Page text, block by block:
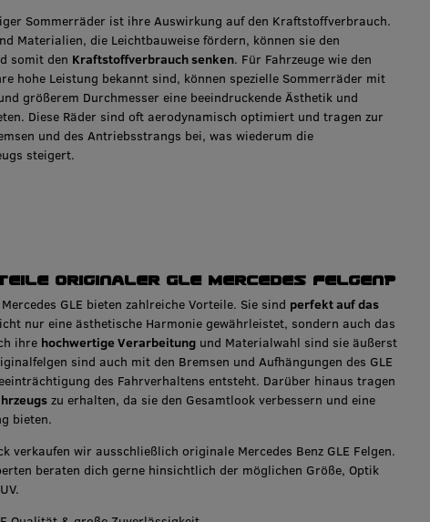
Sommerräder ist ihre Auswirkung auf den Kraftstoffverbrauch.
Materialien, die Leichtbauweise fördern, können sie den
somit den Kraftstoffverbrauch senken. Für Fahrzeuge wie den
hohe Leistung bekannt sind, können spezielle Sommerräder mit
größerem Durchmesser eine beeindruckende Ästhetik und
Diese Räder sind oft aerodynamisch optimiert und tragen zur
und des Antriebsstrangs bei, was wiederum die
steigert.
originaler GLE Mercedes Felgen?
GLE bieten zahlreiche Vorteile. Sie sind perfekt auf das
nur eine ästhetische Harmonie gewährleistet, sondern auch das
ihre hochwertige Verarbeitung und Materialwahl sind sie äußerst
sind auch mit den Bremsen und Aufhängungen des GLE
des Fahrverhaltens entsteht. Darüber hinaus tragen
zu erhalten, da sie den Gesamtlook verbessern und eine
bieten.
verkaufen wir ausschließlich originale Mercedes Benz GLE Felgen.
beraten dich gerne hinsichtlich der möglichen Größe, Optik